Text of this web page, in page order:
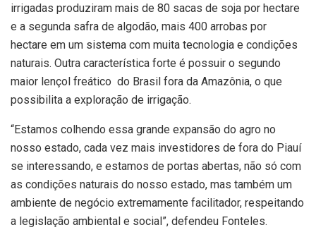
irrigadas produziram mais de 80 sacas de soja por hectare
e a segunda safra de algodão, mais 400 arrobas por
hectare em um sistema com muita tecnologia e condições
naturais. Outra característica forte é possuir o segundo
maior lençol freático do Brasil fora da Amazônia, o que
possibilita a exploração de irrigação.
“Estamos colhendo essa grande expansão do agro no
nosso estado, cada vez mais investidores de fora do Piauí
se interessando, e estamos de portas abertas, não só com
as condições naturais do nosso estado, mas também um
ambiente de negócio extremamente facilitador, respeitando
a legislação ambiental e social”, defendeu Fonteles.